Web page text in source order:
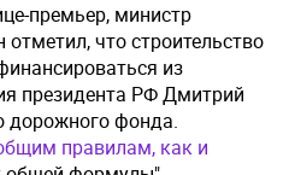
премьер, министр
что строительство
из
президента РФ Дмитрий
дорожного фонда.
правилам, как и